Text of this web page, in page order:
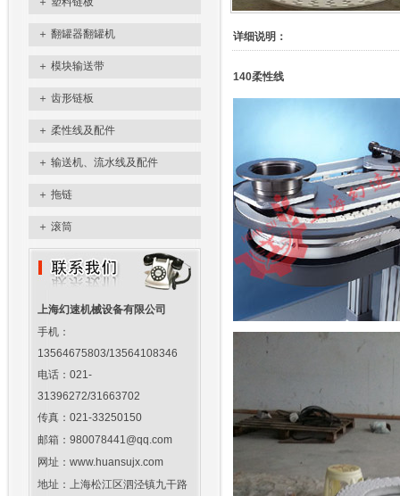
＋ 翻罐器翻罐机
＋ 模块输送带
＋ 齿形链板
＋ 柔性线及配件
＋ 输送机、流水线及配件
＋ 拖链
＋ 滚筒
上海幻速机械设备有限公司
手机：
13564675803/13564108346
电话：021-
31396272/31663702
传真：021-33250150
邮箱：980078441@qq.com
网址：www.huansujx.com
地址：上海松江区泗泾镇九干路
详细说明：
140柔性线